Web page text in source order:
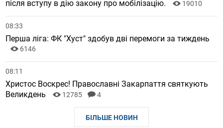
після вступу в дію закону про мобілізацію.
19010
08:33
Перша ліга: ФК "Хуст" здобув дві перемоги за тиждень
6146
08:11
Христос Воскрес! Православні Закарпаття святкують
Великдень
12785 4
БІЛЬШЕ НОВИН